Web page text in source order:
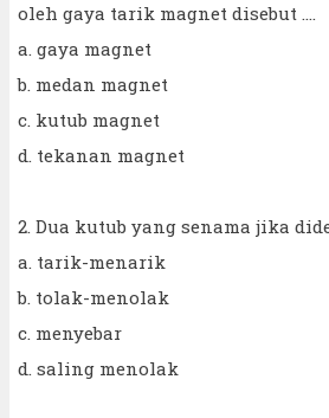
oleh gaya tarik magnet disebut ....
a. gaya magnet
b. medan magnet
c. kutub magnet
d. tekanan magnet
2. Dua kutub yang senama jika
a. tarik-menarik
b. tolak-menolak
c. menyebar
d. saling menolak